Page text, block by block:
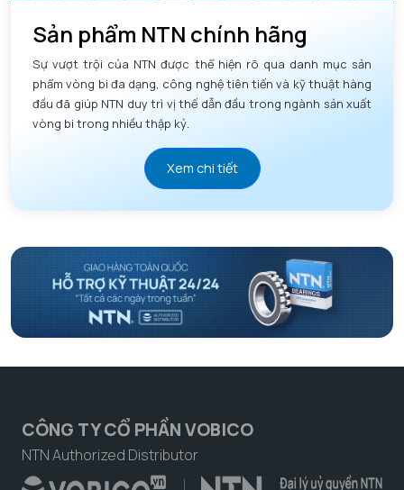
Sản phẩm NTN chính hãng
Sự vượt trội của NTN được thể hiện rõ qua danh mục sản
phẩm vòng bi đa dạng, công nghệ tiên tiến và kỹ thuật hàng
đầu đã giúp NTN duy trì vị thế dẫn đầu trong ngành sản xuất
vòng bi trong nhiều thập kỷ.
Xem chi tiết
CÔNG TY CỔ PHẦN VOBICO
NTN Authorized Distributor